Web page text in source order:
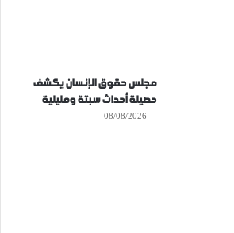
مجلس حقوق الإنسان يكشف
حصيلة أحداث سبتة ومليلية
08/08/2026